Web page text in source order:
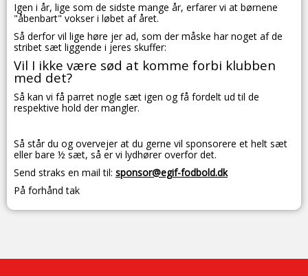
Igen i år, lige som de sidste mange år, erfarer vi at børnene
"åbenbart" vokser i løbet af året.
Så derfor vil lige høre jer ad, som der måske har noget af de
stribet sæt liggende i jeres skuffer:
Vil I ikke være sød at komme forbi klubben
med det?
Så kan vi få parret nogle sæt igen og få fordelt ud til de
respektive hold der mangler.
Så står du og overvejer at du gerne vil sponsorere et helt sæt
eller bare ½ sæt, så er vi lydhører overfor det.
Send straks en mail til: sponsor@egif-fodbold.dk
På forhånd tak